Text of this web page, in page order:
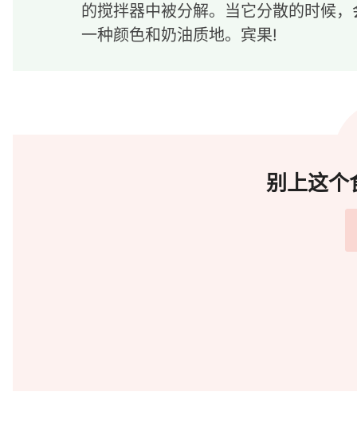
的搅拌器中被分解。当它分散的时候
一种颜色和奶油质地。宾果!
别上这个